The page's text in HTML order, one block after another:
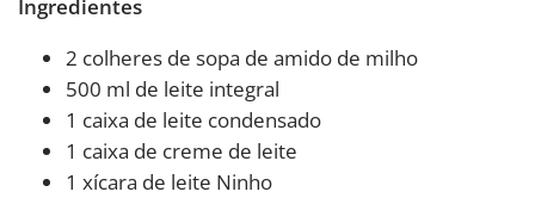
Ingredientes
2 colheres de sopa de amido de milho
500 ml de leite integral
1 caixa de leite condensado
1 caixa de creme de leite
1 xícara de leite Ninho